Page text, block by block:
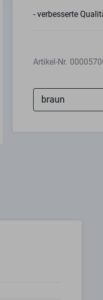
- verbesserte
Artikel-Nr.